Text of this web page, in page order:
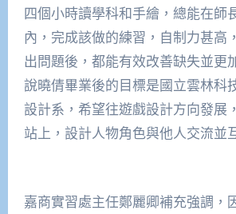
四個小時讀學科和手繪，總能在師
內，完成該做的練習，自制力甚高
出問題後，都能有效改善缺失並更
說曉倩畢業後的目標是國立雲林科
設計系，希望往遊戲設計方向發展
站上，設計人物角色與他人交流並
嘉商實習處主任鄭麗卿補充強調，